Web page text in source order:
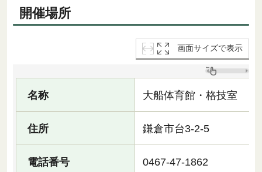
開催場所
画面サイズで表示
名称 大船体育館・格技室
住所 鎌倉市台3-2-5
電話番号 0467-47-1862